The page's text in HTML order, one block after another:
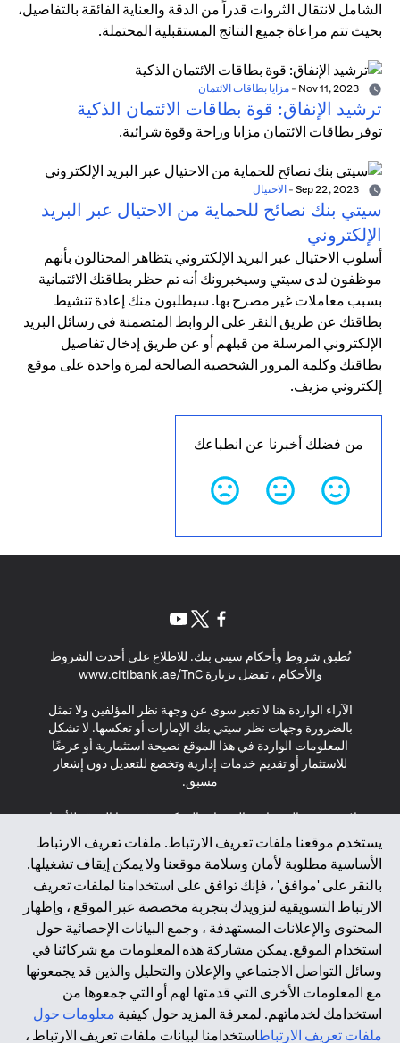
الشامل لانتقال الثروات قدراً من الدقة والعناية الفائقة بالتفاصيل،
بحيث تتم مراعاة جميع النتائج المستقبلية المحتملة.
- مزايا بطاقات الائتمان
ترشيد الإنفاق: قوة بطاقات الائتمان الذكية
توفر بطاقات الائتمان مزايا وراحة وقوة شرائية.
- الاحتيال
سيتي بنك نصائح للحماية من الاحتيال عبر البريد
الإلكتروني
أسلوب الاحتيال عبر البريد الإلكتروني يتظاهر المحتالون بأنهم
موظفون لدى سيتي وسيخبرونك أنه تم حظر بطاقتك الائتمانية
بسبب معاملات غير مصرح بها. سيطلبون منك إعادة تنشيط
بطاقتك عن طريق النقر على الروابط المتضمنة في رسائل البريد
الإلكتروني المرسلة من قبلهم أو عن طريق إدخال تفاصيل
بطاقتك وكلمة المرور الشخصية الصالحة لمرة واحدة على موقع
إلكتروني مزيف.
من فضلك أخبرنا عن انطباعك
يستخدم موقعنا ملفات تعريف الارتباط. ملفات تعريف الارتباط
الأساسية مطلوبة لأمان وسلامة موقعنا ولا يمكن إيقاف تشغيلها.
بالنقر على 'موافق' ، فإنك توافق على استخدامنا لملفات تعريف
الارتباط التسويقية لتزويدك بتجربة مخصصة عبر الموقع ، وإظهار
المحتوى والإعلانات المستهدفة ، وجمع البيانات الإحصائية حول
استخدام الموقع. يمكن مشاركة هذه المعلومات مع شركائنا في
وسائل التواصل الاجتماعي والإعلان والتحليل والذين قد يجمعونها
مع المعلومات الأخرى التي قدمتها لهم أو التي جمعوها من
استخدامك لخدماتهم. لمعرفة المزيد حول كيفية معلومات حول
ملفات تعريف الارتباطاستخدامنا لبيانات ملفات تعريف الارتباط ،
تُطبق شروط وأحكام سيتي بنك. للاطلاع على أحدث الشروط
والأحكام ، تفضل بزيارةwww.citibank.ae/TnC
(opens in a new tab)
الآراء الواردة هنا لا تعبر سوى عن وجهة نظر المؤلفين ولا تمثل
بالضرورة وجهات نظر سيتي بنك الإمارات أو تعكسها. لا تشكل
المعلومات الواردة في هذا الموقع نصيحة استثمارية أو عرضًا
للاستثمار أو تقديم خدمات إدارية وتخضع للتعديل دون إشعار
مسبق.
لا يتم تقديم المنتجات والخدمات المذكورة في هذا الموقع للأفراد
المقيمين في الاتحاد الأوروبي أو المنطقة الاقتصادية الأوروبية أو
سويسرا أو غيرنسي أو جيرسي أو موناكو أو سان مارينو أو
الفاتيكان أو جزيرة مان أو المملكة المتحدة أو خصوصية البيانات
(لائحة حماية البيانات العامة \ قانون حماية البيانات الشخصية
العامة \ قانون خصوصية نيوزيلندا). المحتوى الموجود في هذه
الصفحة ليس ولا ينبغي تفسيره على أنه عرض أو دعوة أو دعوة
لشراء أو بيع أي من المنتجات والخدمات المذكورة هنا لمثل هؤلاء
الأفراد.
*GDPR – اللائحة العامة لحماية البيانات؛ * LGPD – Lei Geral de
Proteção de Dados Pessoais ; *NZPA – قانون الخصوصية
النيوزيلندي